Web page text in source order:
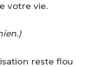
votre vie.
reste flou